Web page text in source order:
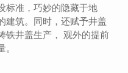
标准，巧妙的隐藏于地
建筑。同时，还赋予井盖
铁井盖生产， 观外的提前